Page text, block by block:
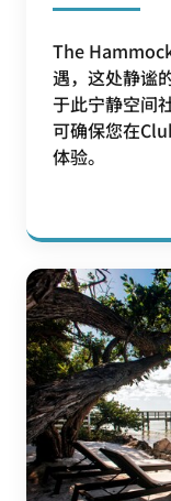
The
遇，这处静谧
于此宁静空间
可确保您在
体验。